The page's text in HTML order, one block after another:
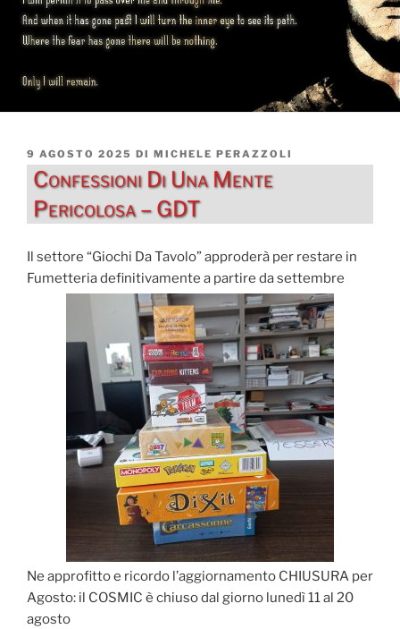
PUBBLICATO
IL
9 AGOSTO 2025 DI MICHELE PERAZZOLI
Confessioni Di Una Mente
Pericolosa – GDT
Il settore “Giochi Da Tavolo” approderà per restare in
Fumetteria definitivamente a partire da settembre
Ne approfitto e ricordo l’aggiornamento CHIUSURA per
Agosto: il COSMIC è chiuso dal giorno lunedì 11 al 20
agosto